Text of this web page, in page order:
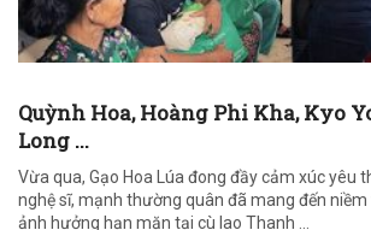
Quỳnh Hoa, Hoàng Phi Kha, Kyo
Long ...
Vừa qua, Gạo Hoa Lúa đong đầy cảm xúc yêu
nghệ sĩ, mạnh thường quân đã mang đến niềm
ảnh hưởng hạn mặn tại cù lao Thanh ...